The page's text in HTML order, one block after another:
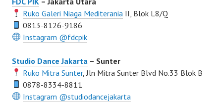
Ruko Galeri Niaga Mediterania II, Blok L8/Q
0813-8126-9186
Instagram @fdcpik
Studio Dance Jakarta – Sunter
Ruko Mitra Sunter, Jln Mitra Sunter Blvd No.33 Blok B
0878-8334-8811
Instagram @studiodancejakarta